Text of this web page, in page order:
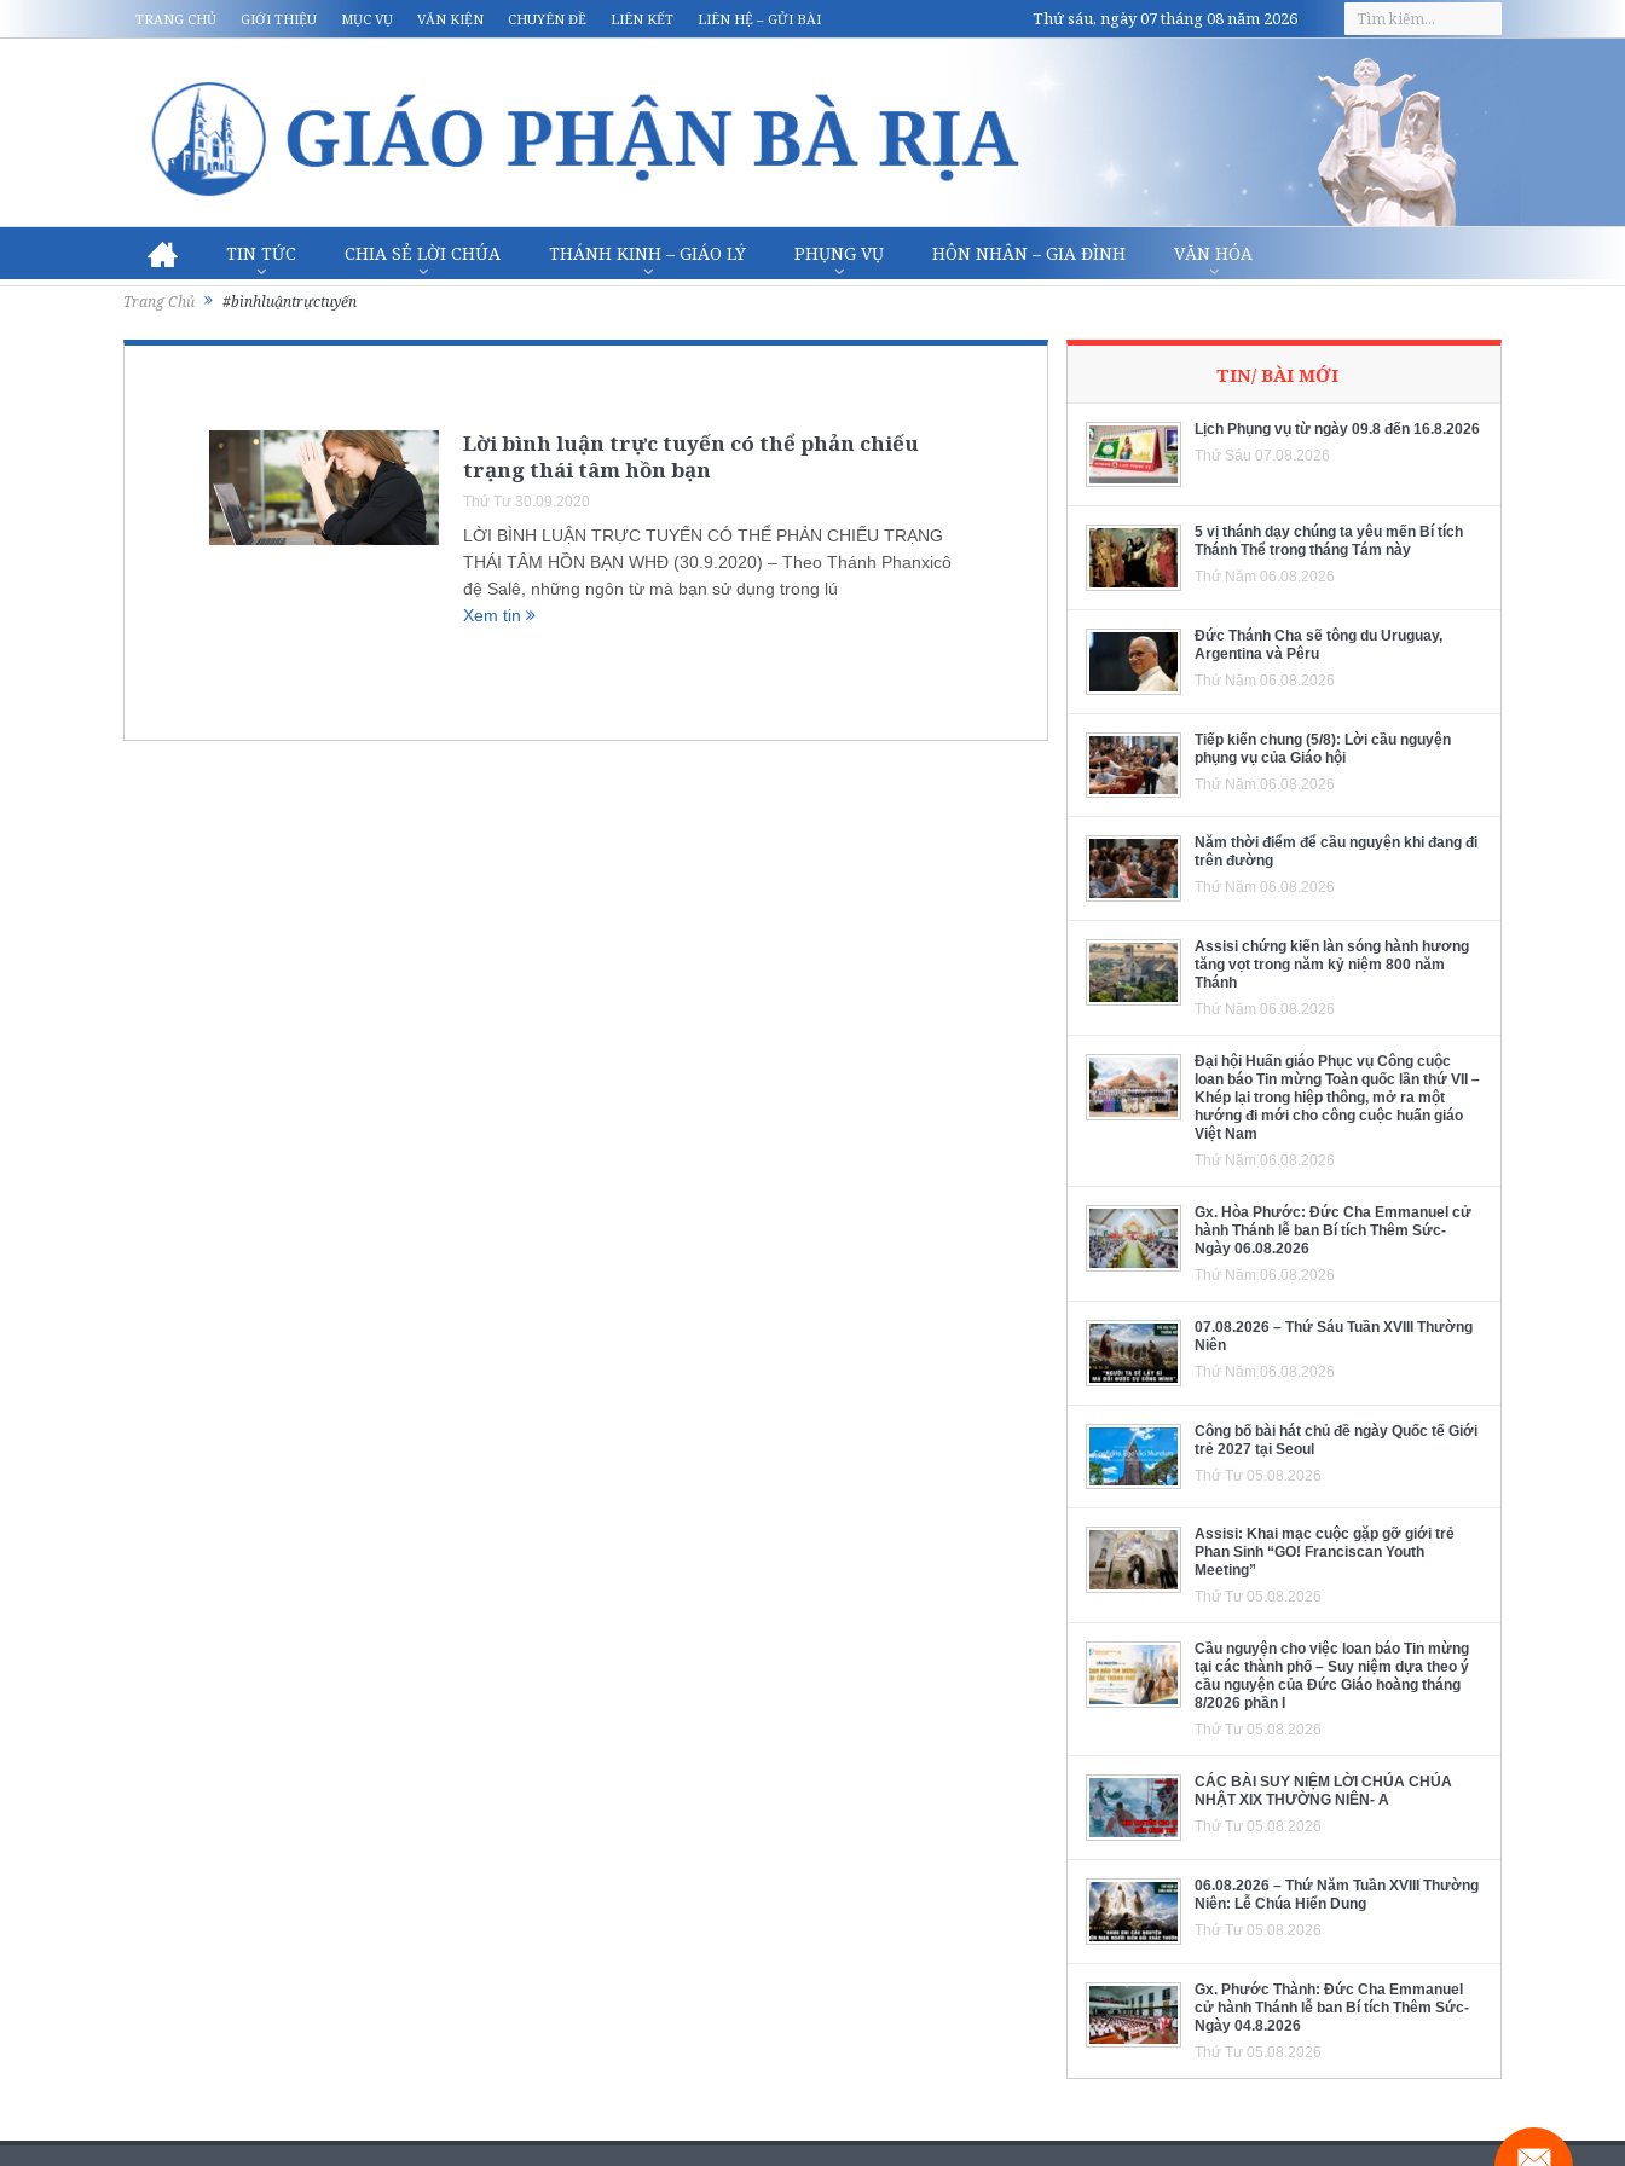
TRANG CHỦ GIỚI THIỆU MỤC VỤ VĂN KIỆN CHUYÊN ĐỀ LIÊN KẾT LIÊN HỆ – GỬI BÀI Thứ sáu, ngày 07 tháng 08 năm 2026
TIN TỨC CHIA SẺ LỜI CHÚA THÁNH KINH – GIÁO LÝ PHỤNG VỤ HÔN NHÂN – GIA ĐÌNH VĂN HÓA
Trang Chủ #bìnhluậntrựctuyến
Lời bình luận trực tuyến có thể phản chiếu
trạng thái tâm hồn bạn
Thứ Tư 30.09.2020
LỜI BÌNH LUẬN TRỰC TUYẾN CÓ THỂ PHẢN CHIẾU TRẠNG
THÁI TÂM HỒN BẠN WHĐ (30.9.2020) – Theo Thánh Phanxicô
đệ Salê, những ngôn từ mà bạn sử dụng trong lú
Xem tin
TIN/ BÀI MỚI
Lịch Phụng vụ từ ngày 09.8 đến 16.8.2026
Thứ Sáu 07.08.2026
5 vị thánh dạy chúng ta yêu mến Bí tích
Thánh Thể trong tháng Tám này
Thứ Năm 06.08.2026
Đức Thánh Cha sẽ tông du Uruguay,
Argentina và Pêru
Thứ Năm 06.08.2026
Tiếp kiến chung (5/8): Lời cầu nguyện
phụng vụ của Giáo hội
Thứ Năm 06.08.2026
Năm thời điểm để cầu nguyện khi đang đi
trên đường
Thứ Năm 06.08.2026
Assisi chứng kiến làn sóng hành hương
tăng vọt trong năm kỷ niệm 800 năm
Thánh
Thứ Năm 06.08.2026
Đại hội Huấn giáo Phục vụ Công cuộc
loan báo Tin mừng Toàn quốc lần thứ VII –
Khép lại trong hiệp thông, mở ra một
hướng đi mới cho công cuộc huấn giáo
Việt Nam
Thứ Năm 06.08.2026
Gx. Hòa Phước: Đức Cha Emmanuel cử
hành Thánh lễ ban Bí tích Thêm Sức-
Ngày 06.08.2026
Thứ Năm 06.08.2026
07.08.2026 – Thứ Sáu Tuần XVIII Thường
Niên
Thứ Năm 06.08.2026
Công bố bài hát chủ đề ngày Quốc tế Giới
trẻ 2027 tại Seoul
Thứ Tư 05.08.2026
Assisi: Khai mạc cuộc gặp gỡ giới trẻ
Phan Sinh “GO! Franciscan Youth
Meeting”
Thứ Tư 05.08.2026
Cầu nguyện cho việc loan báo Tin mừng
tại các thành phố – Suy niệm dựa theo ý
cầu nguyện của Đức Giáo hoàng tháng
8/2026 phần I
Thứ Tư 05.08.2026
CÁC BÀI SUY NIỆM LỜI CHÚA CHÚA
NHẬT XIX THƯỜNG NIÊN- A
Thứ Tư 05.08.2026
06.08.2026 – Thứ Năm Tuần XVIII Thường
Niên: Lễ Chúa Hiển Dung
Thứ Tư 05.08.2026
Gx. Phước Thành: Đức Cha Emmanuel
cử hành Thánh lễ ban Bí tích Thêm Sức-
Ngày 04.8.2026
Thứ Tư 05.08.2026